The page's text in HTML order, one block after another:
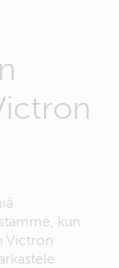
kun
Victron